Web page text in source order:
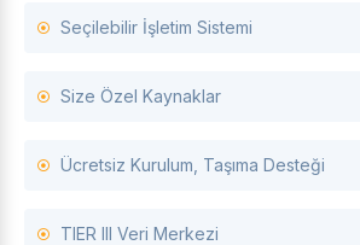
Seçilebilir İşletim Sistemi
Size Özel Kaynaklar
Ücretsiz Kurulum, Taşıma Desteği
TIER III Veri Merkezi